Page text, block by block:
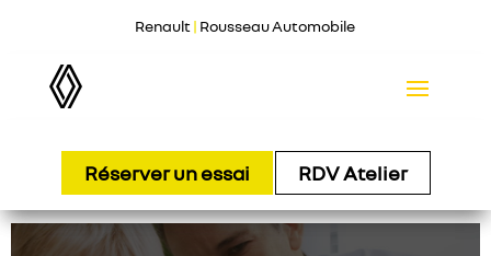
Renault | Rousseau Automobile
Réserver un essai RDV Atelier